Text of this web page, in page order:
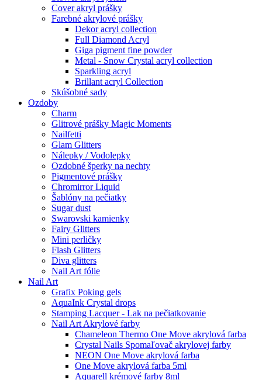
Cover akryl prášky
Farebné akrylové prášky
Dekor acryl collection
Full Diamond Acryl
Giga pigment fine powder
Metal - Snow Crystal acryl collection
Sparkling acryl
Brillant acryl Collection
Skúšobné sady
Ozdoby
Charm
Glitrové prášky Magic Moments
Nailfetti
Glam Glitters
Nálepky / Vodolepky
Ozdobné šperky na nechty
Pigmentové prášky
Chromirror Liquid
Šablóny na pečiatky
Sugar dust
Swarovski kamienky
Fairy Glitters
Mini perličky
Flash Glitters
Diva glitters
Nail Art fólie
Nail Art
Grafix Poking gels
AquaInk Crystal drops
Stamping Lacquer - Lak na pečiatkovanie
Nail Art Akrylové farby
Chameleon Thermo One Move akrylová farba
Crystal Nails Spomaľovač akrylovej farby
NEON One Move akrylová farba
One Move akrylová farba 5ml
Aquarell krémové farby 8ml